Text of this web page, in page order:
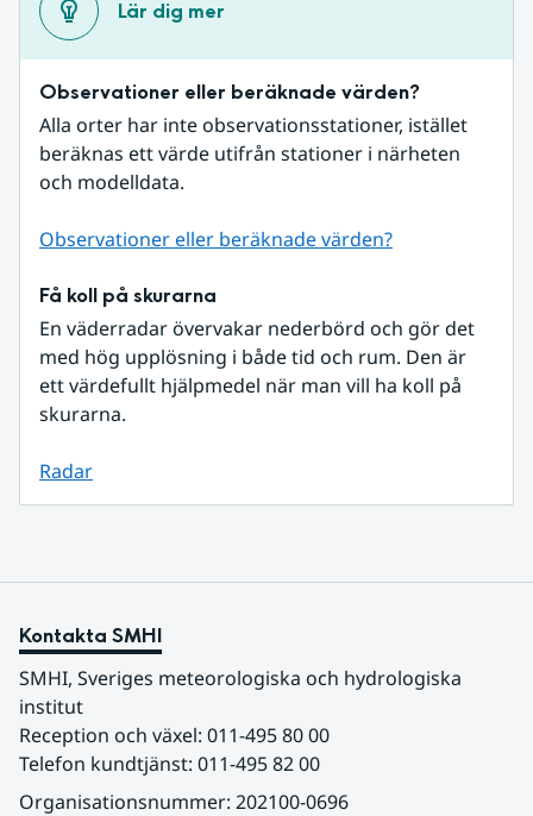
Lär dig mer
Observationer eller beräknade värden?
Alla orter har inte observationsstationer, istället
beräknas ett värde utifrån stationer i närheten
och modelldata.
Observationer eller beräknade värden?
Få koll på skurarna
En väderradar övervakar nederbörd och gör det
med hög upplösning i både tid och rum. Den är
ett värdefullt hjälpmedel när man vill ha koll på
skurarna.
Radar
Kontakta SMHI
SMHI, Sveriges meteorologiska och hydrologiska
institut
Reception och växel: 011-495 80 00
Telefon kundtjänst: 011-495 82 00
Organisationsnummer: 202100-0696